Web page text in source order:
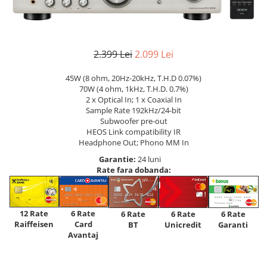
2.399 Lei2.099 Lei
45W (8 ohm, 20Hz-20kHz, T.H.D 0.07%)
70W (4 ohm, 1kHz, T.H.D. 0.7%)
2 x Optical In; 1 x Coaxial In
Sample Rate 192kHz/24-bit
Subwoofer pre-out
HEOS Link compatibility IR
Headphone Out; Phono MM In
Garantie: 24 luni
Rate fara dobanda:
12 Rate
Raiffeisen
6 Rate
Card
Avantaj
6 Rate
BT
6 Rate
Unicredit
6 Rate
Garanti